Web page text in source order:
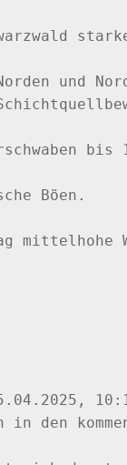
und
Böen.
mittelhohe
in den